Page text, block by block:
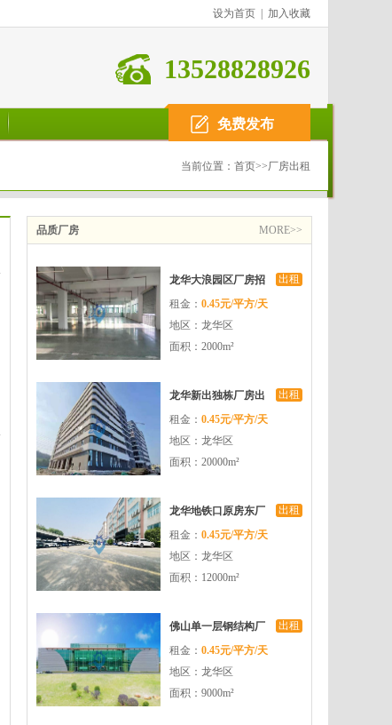
设为首页 加入收藏
13528828926
免费发布
当前位置： 首页>>厂房出租
品质厂房 MORE>>
龙华大浪园区厂房招
租整层2000平层高45
米使用率8成
出租
租金： 0.45元/平方/天
地区：龙华区
面积：2000m²
龙华新出独栋厂房出
租20000平空地大适合
各类生产加工等
出租
租金： 0.45元/平方/天
地区：龙华区
面积：20000m²
龙华地铁口原房东厂
房出租12000平共三栋
带红本实际面积
出租
租金： 0.45元/平方/天
地区：龙华区
面积：12000m²
佛山单一层钢结构厂
房出租7000平全新实
际面积带红本可分租
出租
租金： 0.45元/平方/天
地区：龙华区
面积：9000m²